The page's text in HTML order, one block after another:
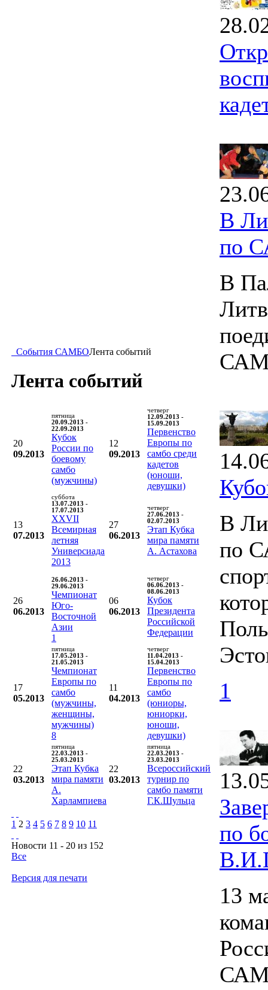
События САМБОЛента событий
Лента событий
20
09.2013
пятница
20.09.2013 -
22.09.2013
Кубок
России по
боевому
самбо
(мужчины)
12
09.2013
четверг
12.09.2013 -
15.09.2013
Первенство
Европы по
самбо среди
кадетов
(юноши,
девушки)
13
07.2013
суббота
13.07.2013 -
17.07.2013
XXVII
Всемирная
летняя
Универсиада
2013
27
06.2013
четверг
27.06.2013 -
02.07.2013
Этап Кубка
мира памяти
А. Астахова
26
06.2013
26.06.2013 -
29.06.2013
Чемпионат
Юго-
Восточной
Азии
1
06
06.2013
четверг
06.06.2013 -
08.06.2013
Кубок
Президента
Российской
Федерации
17
05.2013
пятница
17.05.2013 -
21.05.2013
Чемпионат
Европы по
самбо
(мужчины,
женщины,
мужчины)
8
11
04.2013
четверг
11.04.2013 -
15.04.2013
Первенство
Европы по
самбо
(юниоры,
юниорки,
юноши,
девушки)
22
03.2013
пятница
22.03.2013 -
25.03.2013
Этап Кубка
мира памяти
А.
Харлампиева
22
03.2013
пятница
22.03.2013 -
23.03.2013
Всероссийский
турнир по
самбо памяти
Г.К.Шульца
1 2 3 4 5 6 7 8 9 10 11
Новости 11 - 20 из 152
Все
Версия для печати
В
по
В
В
по
1
по
13